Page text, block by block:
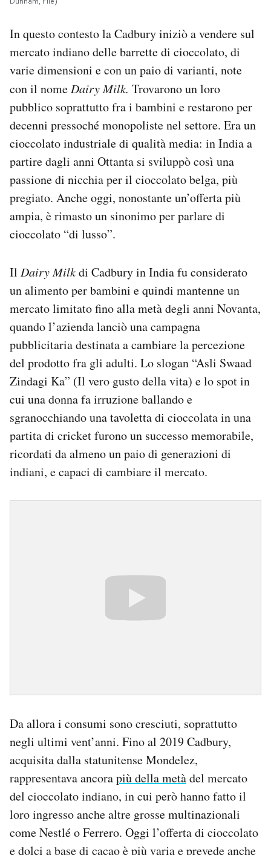
In questo contesto la Cadbury iniziò a vendere sul
mercato indiano delle barrette di cioccolato, di
varie dimensioni e con un paio di varianti, note
con il nome Dairy Milk. Trovarono un loro
pubblico soprattutto fra i bambini e restarono per
decenni pressoché monopoliste nel settore. Era un
cioccolato industriale di qualità media: in India a
partire dagli anni Ottanta si sviluppò così una
passione di nicchia per il cioccolato belga, più
pregiato. Anche oggi, nonostante un’offerta più
ampia, è rimasto un sinonimo per parlare di
cioccolato “di lusso”.
Il Dairy Milkdi Cadbury in India fu considerato
un alimento per bambini e quindi mantenne un
mercato limitato fino alla metà degli anni Novanta,
quando l’azienda lanciò una campagna
pubblicitaria destinata a cambiare la percezione
del prodotto fra gli adulti. Lo slogan “Asli Swaad
Zindagi Ka” (Il vero gusto della vita) e lo spot in
cui una donna fa irruzione ballando e
sgranocchiando una tavoletta di cioccolata in una
partita di cricket furono un successo memorabile,
ricordati da almeno un paio di generazioni di
indiani, e capaci di cambiare il mercato.
Da allora i consumi sono cresciuti, soprattutto
negli ultimi vent’anni. Fino al 2019 Cadbury,
acquisita dalla statunitense Mondelez,
rappresentava ancorapiù della metàdel mercato
del cioccolato indiano, in cui però hanno fatto il
loro ingresso anche altre grosse multinazionali
come Nestlé o Ferrero. Oggi l’offerta di cioccolato
e dolci a base di cacao è più varia e prevede anche